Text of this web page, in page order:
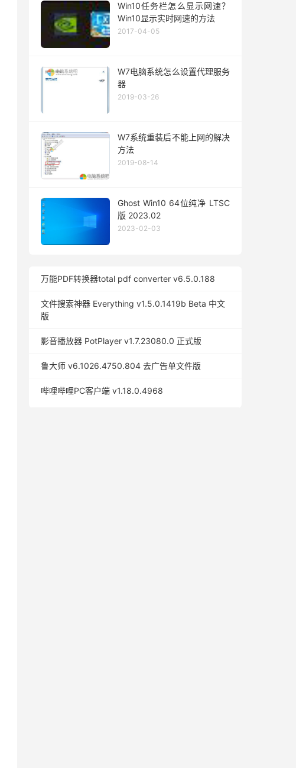
Win10任务栏怎么显示网速？
Win10显示实时网速的方法
2017-04-05
W7电脑系统怎么设置代理服务
器
2019-03-26
W7系统重装后不能上网的解决
方法
2019-08-14
Ghost Win10 64位纯净 LTSC
版 2023.02
2023-02-03
万能PDF转换器total pdf converter v6.5.0.188
文件搜索神器 Everything v1.5.0.1419b Beta 中文
版
影音播放器 PotPlayer v1.7.23080.0 正式版
鲁大师 v6.1026.4750.804 去广告单文件版
哔哩哔哩PC客户端 v1.18.0.4968